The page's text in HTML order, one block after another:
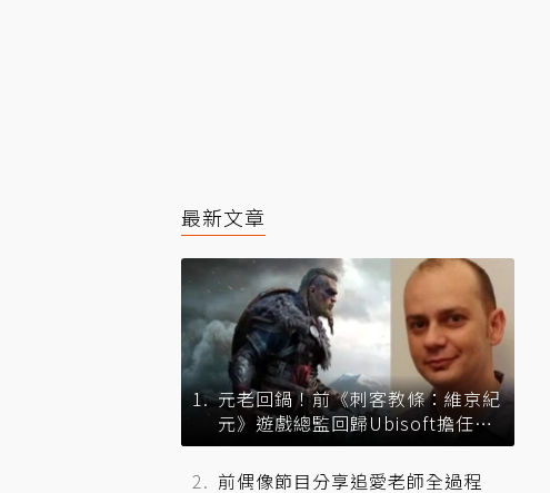
最新文章
元老回鍋！前《刺客教條：維京紀
元》遊戲總監回歸Ubisoft擔任品
牌總監
前偶像節目分享追愛老師全過程